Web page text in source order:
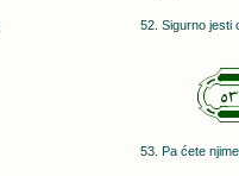
52. Sigurno jesti
53. Pa ćete